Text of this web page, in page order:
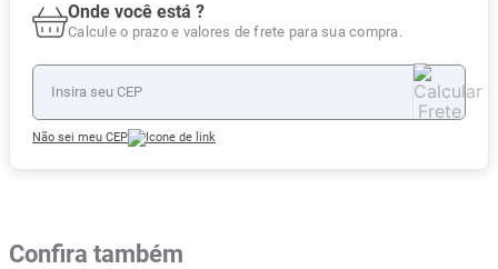
Onde você está ?
Calcule o prazo e valores de frete para sua compra.
Não sei meu CEP
Confira também